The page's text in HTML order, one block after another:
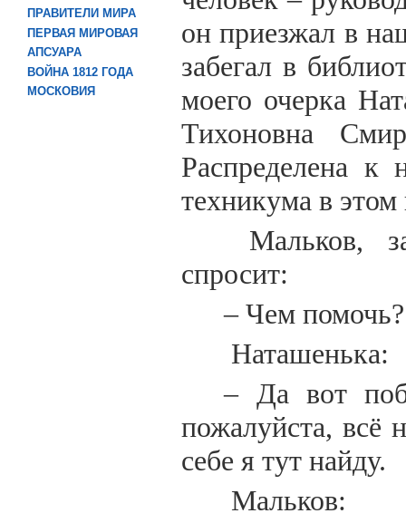
ПРАВИТЕЛИ МИРА
ПЕРВАЯ МИРОВАЯ
АПСУАРА
ВОЙНА 1812 ГОДА
МОСКОВИЯ
он приезжал в
забегал в
моего очерка
Тихоновна
Распределена к
техникума в этом
Мальков,
спросит:
– Чем помочь?
Наташенька:
– Да вот
пожалуйста, всё
себе я тут найду.
Мальков: